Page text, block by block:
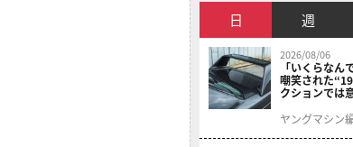
日 週
2026/08/06
「いくらな
嘲笑された
クションでは
ヤングマシン